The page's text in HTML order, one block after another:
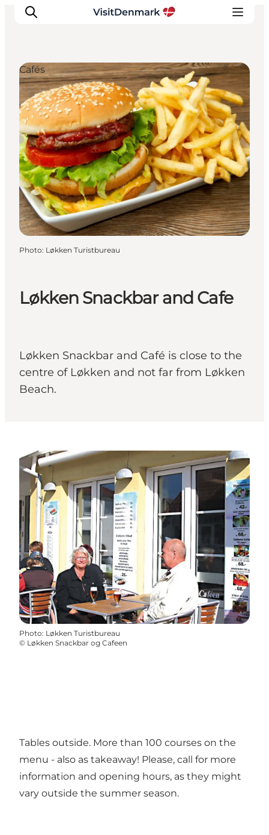
Inspirations
Destinations
Quoi faire
Hébergements
Planifiez votre voyage
Løkken Snackbar and Cafe
Løkken Snackbar and Café is close to the
centre of Løkken and not far from Løkken
Beach.
Cafés
Photo: Løkken Turistbureau
Photo: Løkken Turistbureau
© Løkken Snackbar og Cafeen
Tables outside. More than 100 courses on the
menu - also as takeaway! Please, call for more
information and opening hours, as they might
vary outside the summer season.